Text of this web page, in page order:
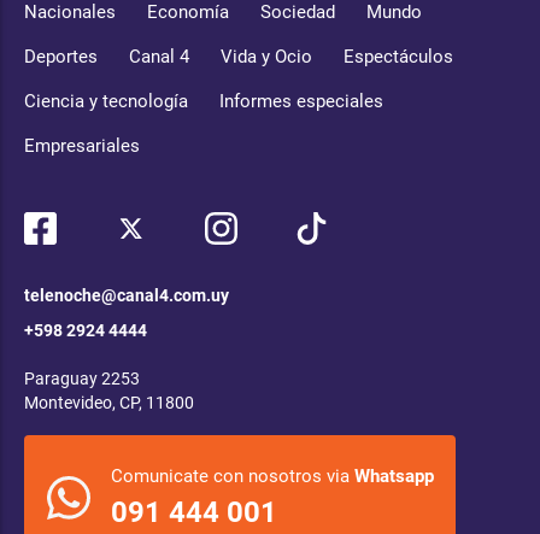
Nacionales Economía Sociedad Mundo
Deportes Canal 4 Vida y Ocio Espectáculos
Ciencia y tecnología Informes especiales
Empresariales
telenoche@canal4.com.uy
+598 2924 4444
Paraguay 2253
Montevideo, CP, 11800
Comunicate con nosotros via Whatsapp
091 444 001